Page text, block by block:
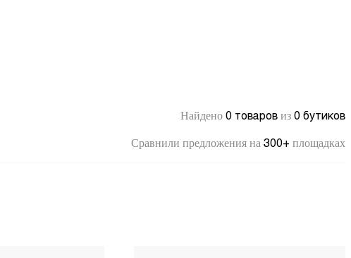
Найдено 0 товаров из 0 бутиков
Сравнили предложения на 300+ площадках